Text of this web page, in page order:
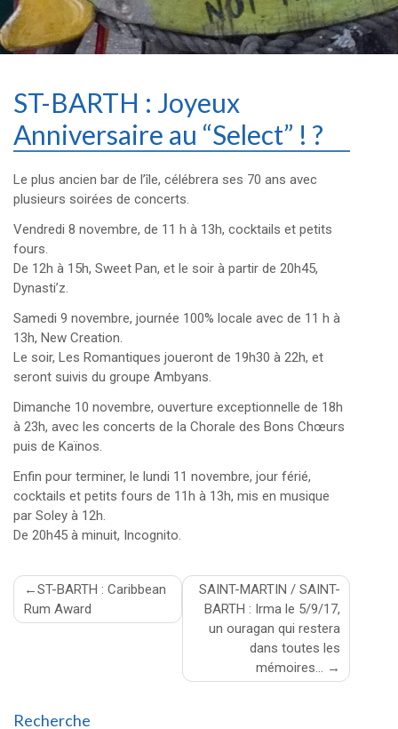
ST-BARTH : Joyeux
Anniversaire au “Select” ! ?
Le plus ancien bar de l’île, célébrera ses 70 ans avec
plusieurs soirées de concerts.
Vendredi 8 novembre, de 11 h à 13h, cocktails et petits
fours.
De 12h à 15h, Sweet Pan, et le soir à partir de 20h45,
Dynasti’z.
Samedi 9 novembre, journée 100% locale avec de 11 h à
13h, New Creation.
Le soir, Les Romantiques joueront de 19h30 à 22h, et
seront suivis du groupe Ambyans.
Dimanche 10 novembre, ouverture exceptionnelle de 18h
à 23h, avec les concerts de la Chorale des Bons Chœurs
puis de Kaïnos.
Enfin pour terminer, le lundi 11 novembre, jour férié,
cocktails et petits fours de 11h à 13h, mis en musique
par Soley à 12h.
De 20h45 à minuit, Incognito.
Navigation
de
ST-BARTH : Caribbean
Rum Award
SAINT-MARTIN / SAINT-
BARTH : Irma le 5/9/17,
un ouragan qui restera
dans toutes les
mémoires…
Recherche